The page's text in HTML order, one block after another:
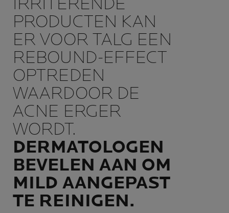
PRODUCTEN KAN
ER VOOR TALG EEN
REBOUND-EFFECT
OPTREDEN
WAARDOOR DE
ACNE ERGER
WORDT.
DERMATOLOGEN
BEVELEN AAN OM
MILD AANGEPAST
TE REINIGEN.